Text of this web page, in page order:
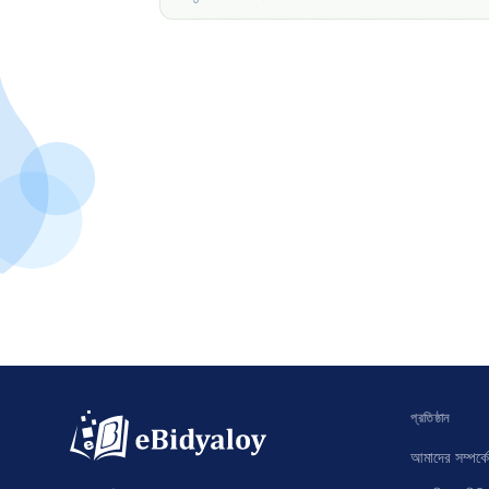
প্রতিষ্ঠান
আমাদের সম্পর্কে